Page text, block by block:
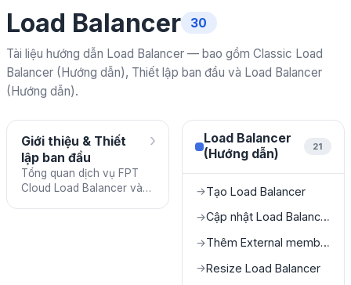
Load Balancer 30
Tài liệu hướng dẫn Load Balancer — bao gồm Classic Load
Balancer (Hướng dẫn), Thiết lập ban đầu và Load Balancer
(Hướng dẫn).
Giới thiệu & Thiết
lập ban đầu
Tổng quan dịch vụ FPT
Cloud Load Balancer và
›
Load Balancer
(Hướng dẫn)
21
→Tạo Load Balancer
→ Cập nhật Load Balancer
→ Thêm External member
→Resize Load Balancer